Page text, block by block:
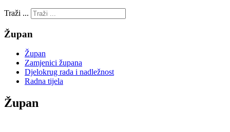
Traži ...
Župan
Župan
Zamjenici župana
Djelokrug rada i nadležnost
Radna tijela
Župan